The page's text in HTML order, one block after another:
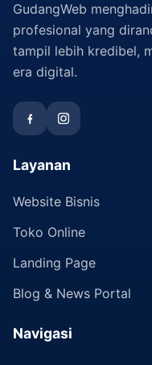
GudangWeb
profesional yang
tampil lebih kredibel,
era digital.
Layanan
Website Bisnis
Toko Online
Landing Page
Blog & News Portal
Navigasi